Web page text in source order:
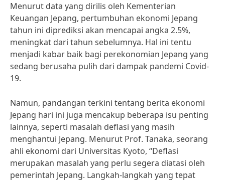
Menurut data yang dirilis oleh Kementerian
Keuangan Jepang, pertumbuhan ekonomi Jepang
tahun ini diprediksi akan mencapai angka 2.5%,
meningkat dari tahun sebelumnya. Hal ini tentu
menjadi kabar baik bagi perekonomian Jepang yang
sedang berusaha pulih dari dampak pandemi Covid-
19.
Namun, pandangan terkini tentang berita ekonomi
Jepang hari ini juga mencakup beberapa isu penting
lainnya, seperti masalah deflasi yang masih
menghantui Jepang. Menurut Prof. Tanaka, seorang
ahli ekonomi dari Universitas Kyoto, “Deflasi
merupakan masalah yang perlu segera diatasi oleh
pemerintah Jepang. Langkah-langkah yang tepat